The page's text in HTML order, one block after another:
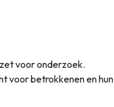
voor onderzoek.
voor betrokkenen en hun